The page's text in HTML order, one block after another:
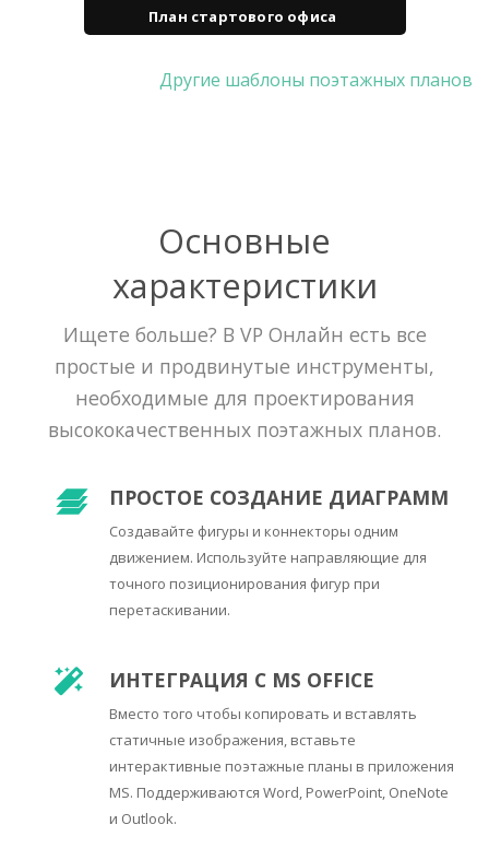
План стартового офиса
Другие шаблоны поэтажных планов
Основные
характеристики
Ищете больше? В VP Онлайн есть все
простые и продвинутые инструменты,
необходимые для проектирования
высококачественных поэтажных планов.
ПРОСТОЕ СОЗДАНИЕ ДИАГРАММ
Создавайте фигуры и коннекторы одним
движением. Используйте направляющие для
точного позиционирования фигур при
перетаскивании.
ИНТЕГРАЦИЯ С MS OFFICE
Вместо того чтобы копировать и вставлять
статичные изображения, вставьте
интерактивные поэтажные планы в приложения
MS. Поддерживаются Word, PowerPoint, OneNote
и Outlook.